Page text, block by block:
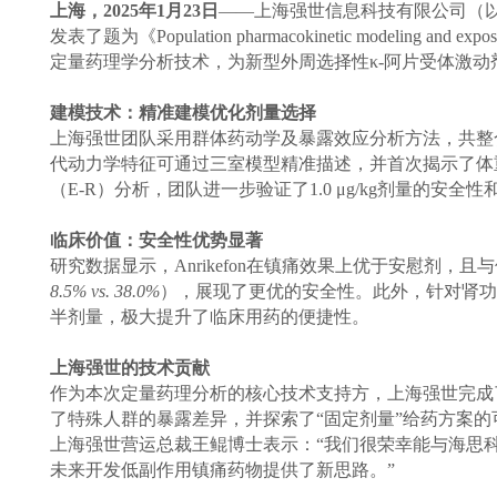
上海，2025年1月23日 ——上海强世信息科技有限公司（以
发表了题为《Population pharmacokinetic modeling and
定量药理学分析技术，为新型外周选择性κ-阿片受体激
建模技术：精准建模优化剂量选择
上海强世团队采用群体药动学及暴露效应分析方法，共
代动力学特征可通过三室模型精准描述，并首次揭示了
（E-R）分析，团队进一步验证了1.0 μg/kg剂量的安全
临床价值：安全性优势显著
研究数据显示，Anrikefon在镇痛效果上优于安慰剂，且
8.5% vs. 38.0%），展现了更优的安全性。此外，针对肾
半剂量，极大提升了临床用药的便捷性。
上海强世的技术贡献
作为本次定量药理分析的核心技术支持方，上海强世完
了特殊人群的暴露差异，并探索了“固定剂量”给药方案
上海强世营运总裁王鲲博士表示：“我们很荣幸能与海
未来开发低副作用镇痛药物提供了新思路。”